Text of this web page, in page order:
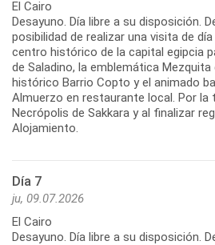
El Cairo
Desayuno. Día libre a su disposición.
posibilidad de realizar una visita de
centro histórico de la capital egipcia
de Saladino, la emblemática Mezquita
histórico Barrio Copto y el animado
Almuerzo en restaurante local. Por la
Necrópolis de Sakkara y al finalizar
Alojamiento.
Día 7
ju, 09.07.2026
El Cairo
Desayuno. Día libre a su disposición.